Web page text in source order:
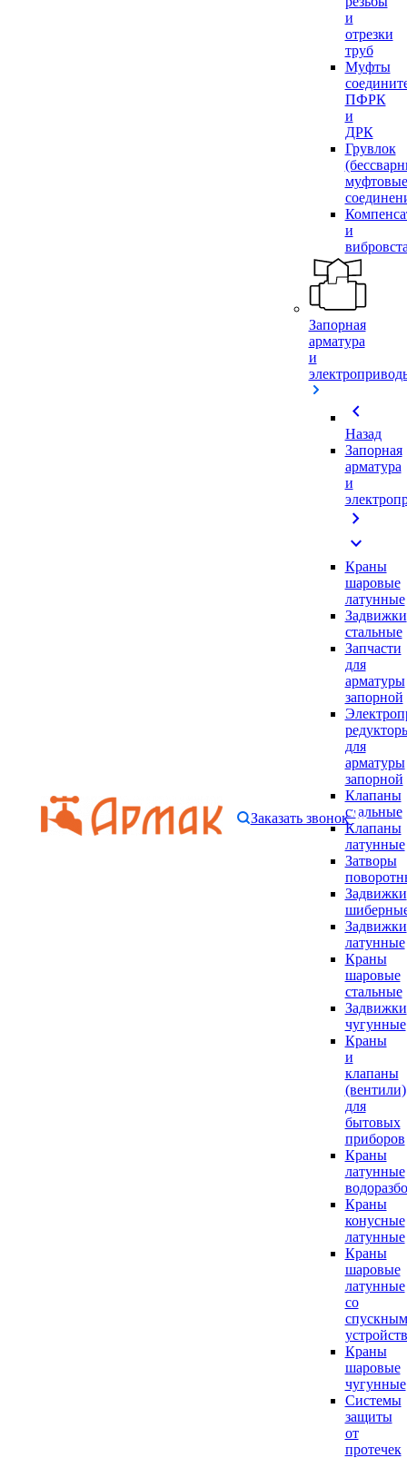
и
отрезки
труб
Муфты
ПФРК
и
ДРК
Грувлок
муфтовые
и
Запорная
арматура
и
chevron_left
Назад
Запорная
арматура
и
chevron_right
expand_more
Краны
шаровые
латунные
Задвижки
стальные
Запчасти
для
арматуры
запорной
для
арматуры
запорной
Клапаны
стальные
Клапаны
латунные
Затворы
Задвижки
Задвижки
латунные
Краны
шаровые
стальные
Задвижки
чугунные
Краны
и
клапаны
(вентили)
для
бытовых
приборов
Краны
латунные
Краны
конусные
латунные
Краны
шаровые
латунные
со
спускным
Краны
шаровые
чугунные
Системы
защиты
от
протечек
Заказать звонок